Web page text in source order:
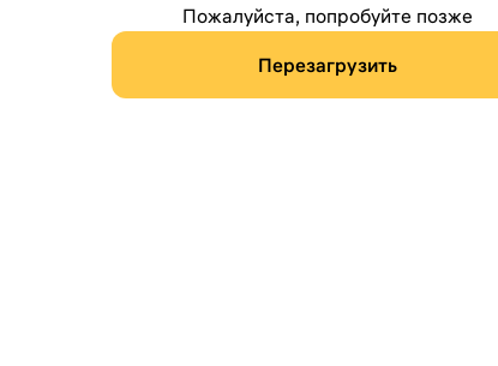
Пожалуйста, попробуйте позже
Перезагрузить